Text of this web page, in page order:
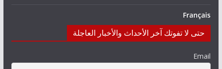
Français
حتى لا تفوتك آخر الأحداث والأخبار العاجلة
Email